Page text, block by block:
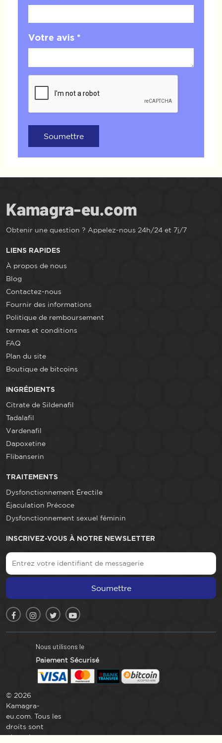
Votre avis *
Soumettre
Obtenir une question ? Appelez-nous 24h/24 et 7j/7
LIENS RAPIDES
À propos de nous
Blog
Contactez-nous
Fournir des informations
Politique de remboursement
termes et conditions
FAQ
Plan du site
Boutique de bitcoins
INGRÉDIENTS
Citrate de Sildenafil
Tadalafil
Vardenafil
Dapoxetine
Flibanserin
TRAITEMENTS
Dysfonctionnement Érectile
Éjaculation Précoce
Dysfonctionnement sexuel féminin
INSCRIVEZ-VOUS À NOTRE NEWSLETTER
Soumettre
Nous utilisons le
Paiement Sécurisé
© 2026
Kamagra-
eu.com. Tous les
droits sont
réservés